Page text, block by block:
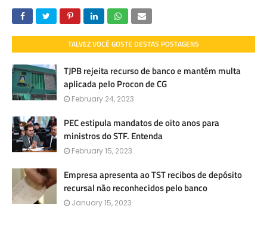
TALVEZ VOCÊ GOSTE DESTAS POSTAGENS
TJPB rejeita recurso de banco e mantém multa
aplicada pelo Procon de CG
February 24, 2023
PEC estipula mandatos de oito anos para
ministros do STF. Entenda
February 15, 2023
Empresa apresenta ao TST recibos de depósito
recursal não reconhecidos pelo banco
January 15, 2023